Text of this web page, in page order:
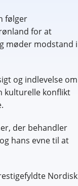
følger
for at
møder modstand i
og indlevelse om
kulturelle konflikt
der behandler
hans evne til at
Nordisk